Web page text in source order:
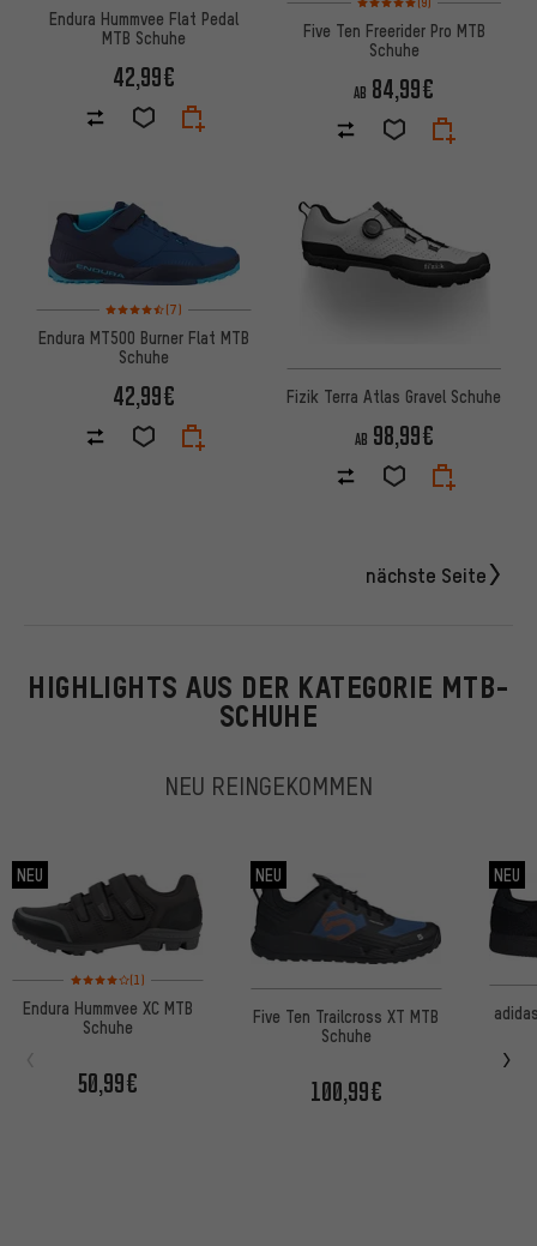
Endura Hummvee Flat Pedal
MTB Schuhe
42,99€
Five Ten Freerider Pro MTB
Schuhe
AB 84,99€
Bewertungen: 4,5 von 5 basierend auf 7 Bewertungen
(7)
Endura MT500 Burner Flat MTB
Schuhe
42,99€ Fizik Terra Atlas Gravel Schuhe
AB 98,99€
nächste Seite
HIGHLIGHTS AUS DER KATEGORIE MTB-
SCHUHE
NEU REINGEKOMMEN
NEU
Bewertungen: 4 von 5 basierend auf 1 Bewertungen
(1)
Endura Hummvee XC MTB
Schuhe
50,99€
NEU
Five Ten Trailcross XT MTB
Schuhe
100,99€
NEU